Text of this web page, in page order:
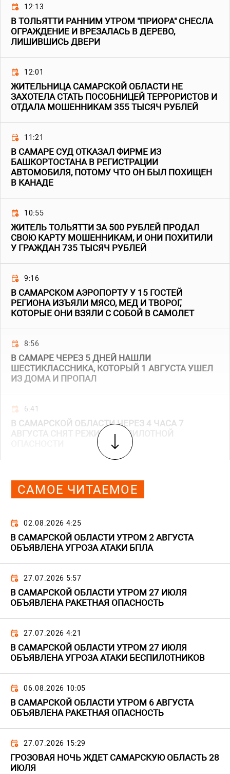
12:13
В ТОЛЬЯТТИ РАННИМ УТРОМ "ПРИОРА" СНЕСЛА
ОГРАЖДЕНИЕ И ВРЕЗАЛАСЬ В ДЕРЕВО,
ЛИШИВШИСЬ ДВЕРИ
12:01
ЖИТЕЛЬНИЦА САМАРСКОЙ ОБЛАСТИ НЕ
ЗАХОТЕЛА СТАТЬ ПОСОБНИЦЕЙ ТЕРРОРИСТОВ И
ОТДАЛА МОШЕННИКАМ 355 ТЫСЯЧ РУБЛЕЙ
11:21
В САМАРЕ СУД ОТКАЗАЛ ФИРМЕ ИЗ
БАШКОРТОСТАНА В РЕГИСТРАЦИИ
АВТОМОБИЛЯ, ПОТОМУ ЧТО ОН БЫЛ ПОХИЩЕН
В КАНАДЕ
10:55
ЖИТЕЛЬ ТОЛЬЯТТИ ЗА 500 РУБЛЕЙ ПРОДАЛ
СВОЮ КАРТУ МОШЕННИКАМ, И ОНИ ПОХИТИЛИ
У ГРАЖДАН 735 ТЫСЯЧ РУБЛЕЙ
9:16
В САМАРСКОМ АЭРОПОРТУ У 15 ГОСТЕЙ
РЕГИОНА ИЗЪЯЛИ МЯСО, МЕД И ТВОРОГ,
КОТОРЫЕ ОНИ ВЗЯЛИ С СОБОЙ В САМОЛЕТ
8:56
В САМАРЕ ЧЕРЕЗ 5 ДНЕЙ НАШЛИ
ШЕСТИКЛАССНИКА, КОТОРЫЙ 1 АВГУСТА УШЕЛ
ИЗ ДОМА И ПРОПАЛ
6:41
В САМАРСКОЙ ОБЛАСТИ ЧЕРЕЗ 4 ЧАСА 7
АВГУСТА СНЯТ РЕЖИМ БЕСПИЛОТНОЙ
САМОЕ ЧИТАЕМОЕ
02.08.2026 4:25
В САМАРСКОЙ ОБЛАСТИ УТРОМ 2 АВГУСТА
ОБЪЯВЛЕНА УГРОЗА АТАКИ БПЛА
27.07.2026 5:57
В САМАРСКОЙ ОБЛАСТИ УТРОМ 27 ИЮЛЯ
ОБЪЯВЛЕНА РАКЕТНАЯ ОПАСНОСТЬ
27.07.2026 4:21
В САМАРСКОЙ ОБЛАСТИ УТРОМ 27 ИЮЛЯ
ОБЪЯВЛЕНА УГРОЗА АТАКИ БЕСПИЛОТНИКОВ
06.08.2026 10:05
В САМАРСКОЙ ОБЛАСТИ УТРОМ 6 АВГУСТА
ОБЪЯВЛЕНА РАКЕТНАЯ ОПАСНОСТЬ
27.07.2026 15:29
ГРОЗОВАЯ НОЧЬ ЖДЕТ САМАРСКУЮ ОБЛАСТЬ 28
ИЮЛЯ